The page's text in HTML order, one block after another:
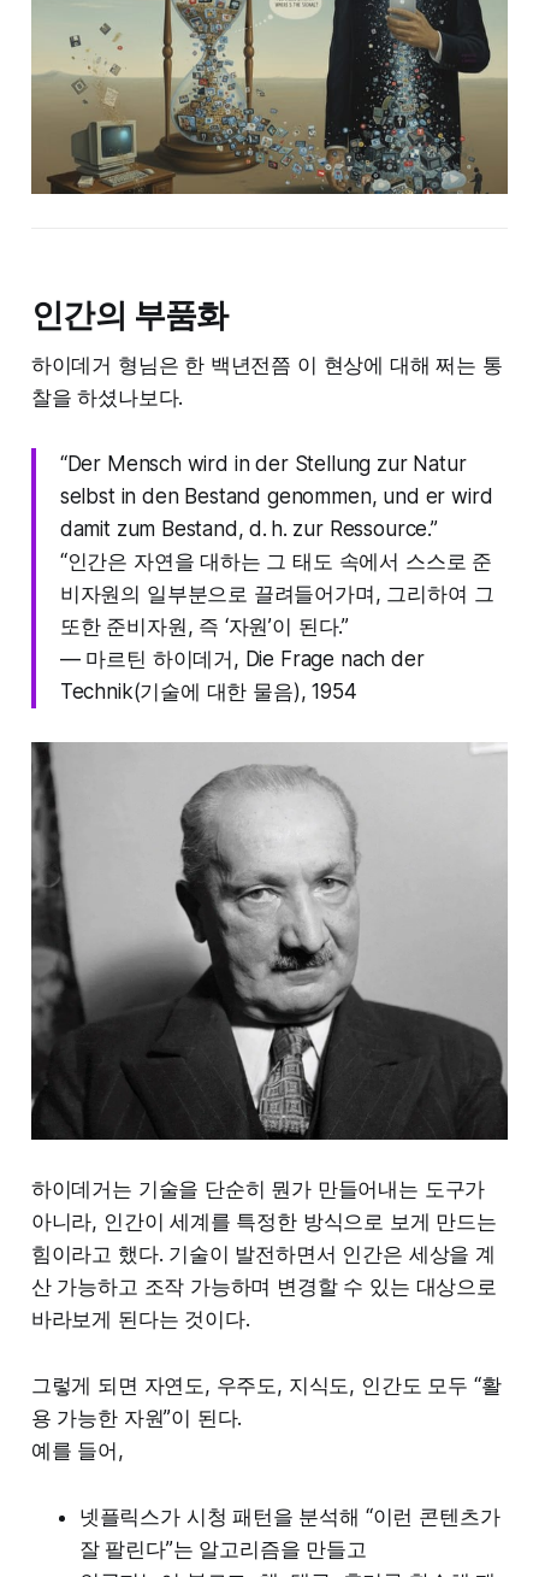
인간의 부품화
하이데거 형님은 한 백년전쯤 이 현상에 대해 쩌는 통
찰을 하셨나보다.
“Der Mensch wird in der Stellung zur Natur
selbst in den Bestand genommen, und er wird
damit zum Bestand, d. h. zur Ressource.”
“인간은 자연을 대하는 그 태도 속에서 스스로 준
비자원의 일부분으로 끌려들어가며, 그리하여 그
또한 준비자원, 즉 ‘자원’이 된다.”
— 마르틴 하이데거, Die Frage nach der
Technik(기술에 대한 물음), 1954
하이데거는 기술을 단순히 뭔가 만들어내는 도구가
아니라, 인간이 세계를 특정한 방식으로 보게 만드는
힘이라고 했다. 기술이 발전하면서 인간은 세상을 계
산 가능하고 조작 가능하며 변경할 수 있는 대상으로
바라보게 된다는 것이다.
그렇게 되면 자연도, 우주도, 지식도, 인간도 모두 “활
용 가능한 자원”이 된다.
예를 들어,
넷플릭스가 시청 패턴을 분석해 “이런 콘텐츠가
잘 팔린다”는 알고리즘을 만들고